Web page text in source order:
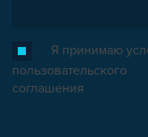
Я принимаю
пользовательского
соглашения